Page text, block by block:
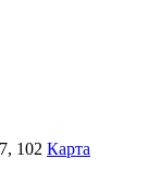
102 Карта